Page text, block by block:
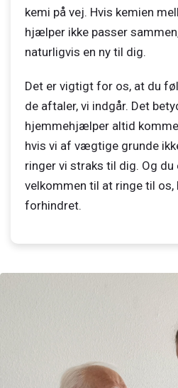
kemi på vej. Hvis kemien
hjælper ikke passer
naturligvis en ny til dig.
Det er vigtigt for os, at du
de aftaler, vi indgår. Det
hjemmehjælper altid
hvis vi af vægtige grunde
ringer vi straks til dig. Og
velkommen til at ringe til os,
forhindret.